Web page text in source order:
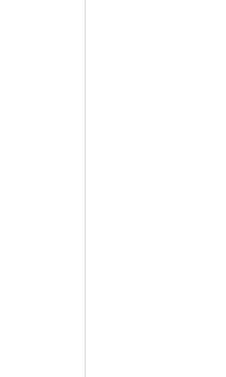
en Twitter
Brasil en Instagram
El País Brasil en Facebook